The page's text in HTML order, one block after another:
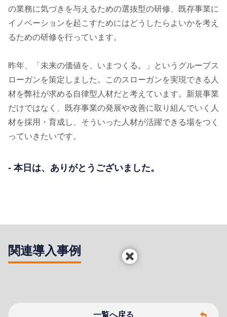
の業務に気づきを与えるための選抜型の研修、既存事業に
イノベーションを起こすためにはどうしたらよいかを考え
るための研修を行っています。
昨年、「未来の価値を、いまつくる。」というグループス
ローガンを策定しました。このスローガンを実現できる人
材を弊社が求める自律型人材だと考えています。新規事業
だけではなく、既存事業の発展や改善に取り組んでいく人
材を採用・育成し、そういった人材が活躍できる場をつく
っていきたいです。
- 本日は、ありがとうございました。
関連導入事例
一覧へ戻る